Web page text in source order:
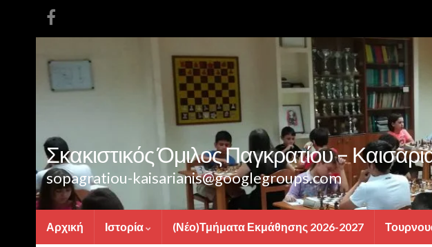
Σκακιστικός Όμιλος Παγκρατίου –
sopagratiou-kaisarianis@googlegroups.com
Αρχική Ιστορία (Νέο)Τμήματα Εκμάθησης 2026-2027